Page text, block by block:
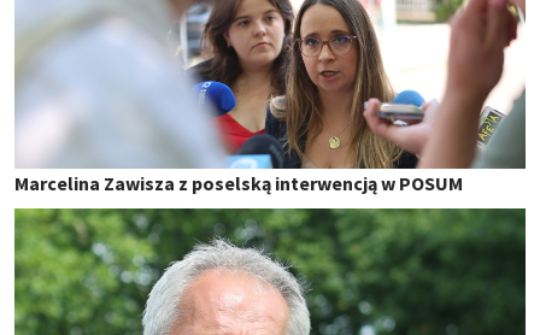
Marcelina Zawisza z poselską interwencją w POSUM